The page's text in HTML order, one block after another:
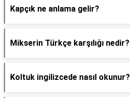
Kapçık ne anlama gelir?
Mikserin Türkçe karşılığı nedir?
Koltuk ingilizcede nasıl okunur?